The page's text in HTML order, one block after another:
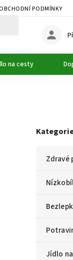
PODMÍNKY
na cesty
Zdravé
Jídlo